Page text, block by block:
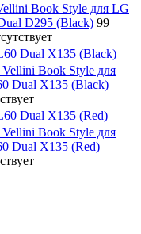
Book Style для LG
D295 (Black) 99
Dual X135 (Black)
Vellini Book Style для
Dual X135 (Black)
Dual X135 (Red)
Vellini Book Style для
Dual X135 (Red)